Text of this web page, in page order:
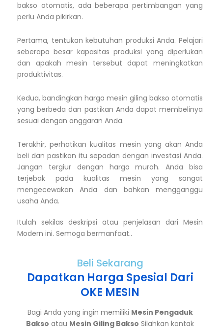
bakso otomatis, ada beberapa pertimbangan yang
perlu Anda pikirkan.
Pertama, tentukan kebutuhan produksi Anda. Pelajari
seberapa besar kapasitas produksi yang diperlukan
dan apakah mesin tersebut dapat meningkatkan
produktivitas.
Kedua, bandingkan harga mesin giling bakso otomatis
yang berbeda dan pastikan Anda dapat membelinya
sesuai dengan anggaran Anda.
Terakhir, perhatikan kualitas mesin yang akan Anda
beli dan pastikan itu sepadan dengan investasi Anda.
Jangan tergiur dengan harga murah. Anda bisa
terjebak pada kualitas mesin yang sangat
mengecewakan Anda dan bahkan mengganggu
usaha Anda.
Itulah sekilas deskripsi atau penjelasan dari Mesin
Modern ini. Semoga bermanfaat..
Beli Sekarang
Dapatkan Harga Spesial Dari
OKE MESIN
Bagi Anda yang ingin memiliki Mesin Pengaduk
Bakso atau Mesin Giling Bakso Silahkan kontak